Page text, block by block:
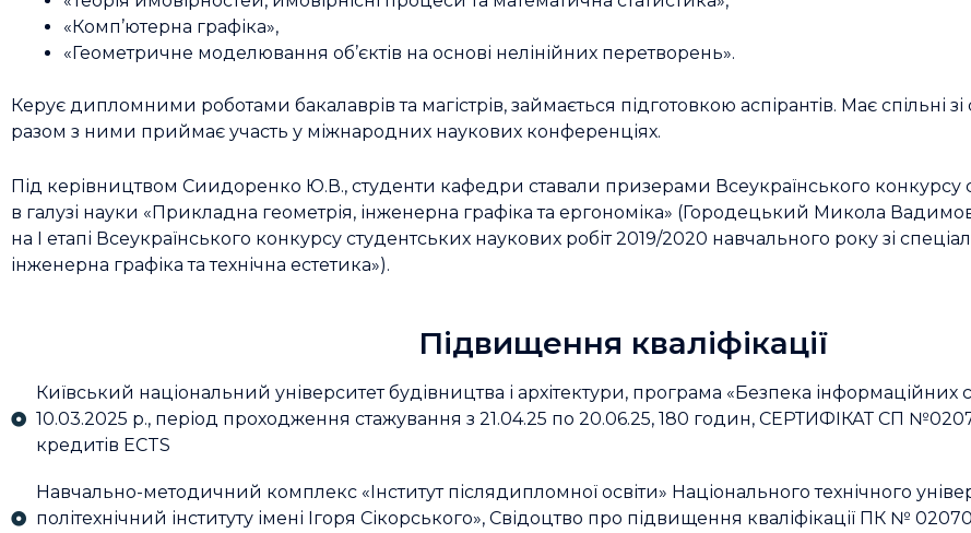
«Комп’ютерна графіка»,
«Геометричне моделювання об’єктів на основі нелінійних перетворень».
Керує дипломними роботами бакалаврів та магістрів, займається підготовкою аспірантів. Має спільні
разом з ними приймає участь у міжнародних наукових конференціях.
Під керівництвом Сиидоренко Ю.В., студенти кафедри ставали призерами Всеукраїнського конкурсу
в галузі науки «Прикладна геометрія, інженерна графіка та ергономіка» (Городецький Микола
на I етапі Всеукраїнського конкурсу студентських наукових робіт 2019/2020 навчального року зі
інженерна графіка та технічна естетика»).
Підвищення кваліфікації
Київський національний університет будівництва і архітектури, програма «Безпека інформаційних
10.03.2025 р., період проходження стажування з 21.04.25 по 20.06.25, 180 годин, СЕРТИФІКАТ СП
кредитів ECTS
Навчально-методичний комплекс «Інститут післядипломної освіти» Національного технічного
політехнічний інституту імені Ігоря Сікорського», Свідоцтво про підвищення кваліфікації ПК №